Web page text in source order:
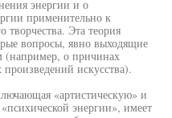
энергии и о
применительно к
творчества. Эта теория
вопросы, явно выходящие
(например, о причинах
искусства).
«артистическую» и
энергии», имеет